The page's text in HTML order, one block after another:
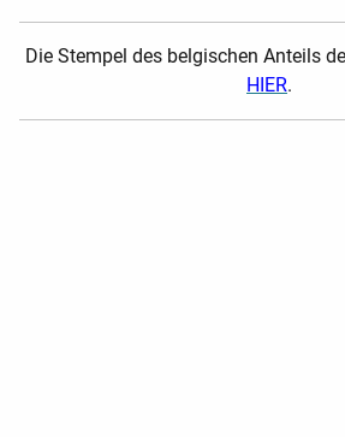
Die Stempel des belgischen Anteils
HIER.